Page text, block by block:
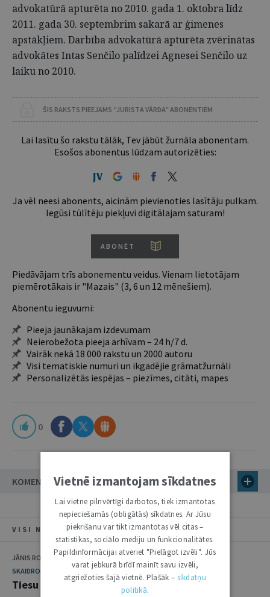
advokatūrā apturēta no 2010. gada 1. oktobra līdz
2011. gada 30. septembrim sakarā ar ģimenes
apstākļiem. Darbība advokatūrā apturēta zvērinātas
advokātes Intas Senčilo palīdzei Agnesei Senčilo uz
laiku no 2010.
ŠIS RAKSTS PIEEJAMS “JURISTA VĀRDA” ABONENTIEM
Lai lasītu šo rakstu tālāk, Tev jābūt žurnāla abonentam.
Esošos abonentus lūdzam autorizēties:
Ja vēl neesi abonents, aicinām pievienoties lasītāju pulkam.
Iegūsi tūlītēju piekļuvi digitālajam saturam!
ABONĒT
Piedāvājam trīs abonementu veidus. Vienam lietotājam
piemērotākais ir "Mazais" (3, 6 un 12 mēnešiem).
Abonentu ieguvumi:
Pieeja jaunākajam izdevumam
Neierobežota pieeja arhīvam – 24 h/7 d.
Vairāk nekā 18 000 rakstu un 2000 autoru
Visi tematiskie numuri un ikgadējie grāmatžurnāli
Personalizētās iespējas – piezīmes, citāti, mapes
0
KOMENTĀRI
VISI NUMURA RAKSTI
JĀNIS ROZENFELDS
SKAIDROJUMI. VIEDOKĻI
Tiesu prakse lietu tiesību jomā
Vietnē izmantojam sīkdatnes
Lai vietne pilnvērtīgi darbotos, tiek izmantotas
nepieciešamās (obligātās) sīkdatnes. Ar Jūsu
piekrišanu var tikt izmantotas vēl citas –
statistikas, sociālo mediju un funkcionalitātes.
Papildinformācijai atveriet "Pielāgot izvēli". Jūs
varat jebkurā brīdī mainīt savu izvēli,
atgriežoties šajā vietnē. Plašāk – sīkdatņu
politikā.